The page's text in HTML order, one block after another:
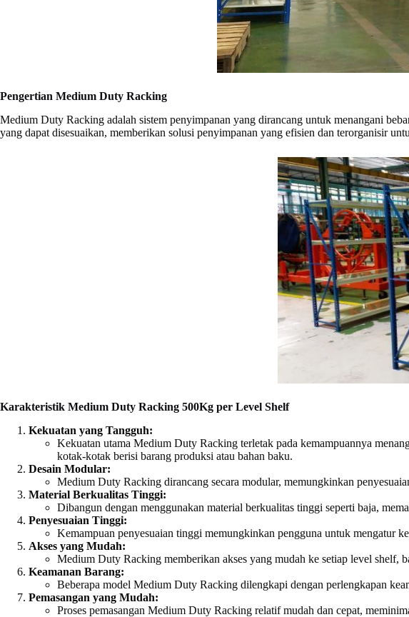
Pengertian Medium Duty Racking
Medium Duty Racking adalah sistem penyimpanan yang dirancang untuk menangani
yang dapat disesuaikan, memberikan solusi penyimpanan yang efisien dan terorganisir
Karakteristik Medium Duty Racking 500Kg per Level Shelf
Kekuatan yang Tangguh:
Kekuatan utama Medium Duty Racking terletak pada kemampuannya
kotak-kotak berisi barang produksi atau bahan baku.
Desain Modular:
Medium Duty Racking dirancang secara modular, memungkinkan
Material Berkualitas Tinggi:
Dibangun dengan menggunakan material berkualitas tinggi seperti baja,
Penyesuaian Tinggi:
Kemampuan penyesuaian tinggi memungkinkan pengguna untuk mengatur
Akses yang Mudah:
Medium Duty Racking memberikan akses yang mudah ke setiap level shelf,
Keamanan Barang:
Beberapa model Medium Duty Racking dilengkapi dengan perlengkapan
Pemasangan yang Mudah:
Proses pemasangan Medium Duty Racking relatif mudah dan cepat,